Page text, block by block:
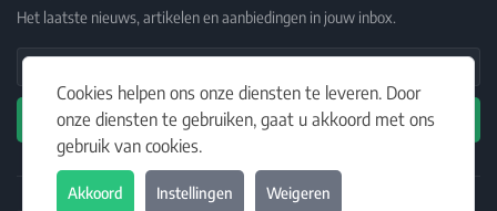
Cookies helpen ons onze diensten te leveren. Door
onze diensten te gebruiken, gaat u akkoord met ons
gebruik van cookies.
Akkoord Instellingen Weigeren
Het laatste nieuws, artikelen en aanbiedingen in jouw inbox.
Email Address
Abonneren